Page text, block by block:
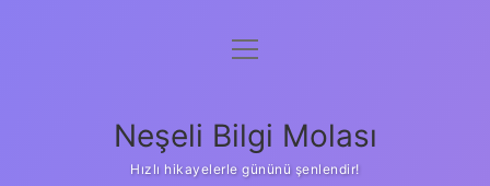
Anasayfa
Yasal Uyarı
menüyü
Neşeli Bilgi Molası
Hızlı hikayelerle gününü şenlendir!